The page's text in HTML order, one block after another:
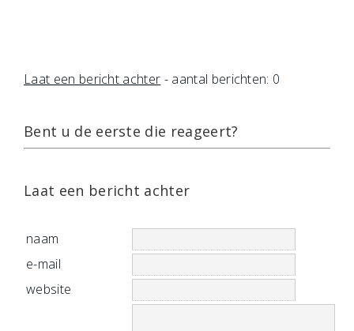
Laat een bericht achter - aantal berichten: 0
Bent u de eerste die reageert?
Laat een bericht achter
naam
e-mail
website